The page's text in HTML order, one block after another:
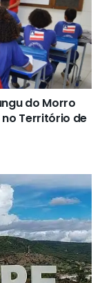
do Morro
no Território de